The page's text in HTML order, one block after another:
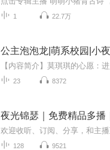
1 22.7万
公主泡泡龙|萌系校园|小
23 8372
夜光锦瑟｜免费精品多播
欢迎收听、订阅、分享，和主
128 9521